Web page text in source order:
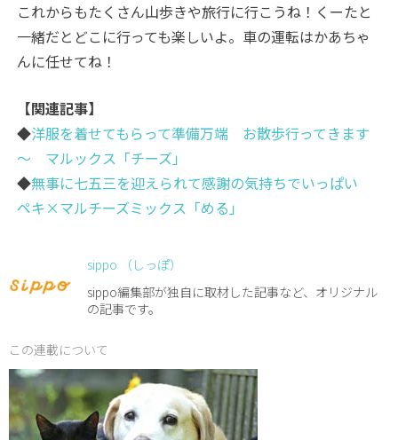
これからもたくさん山歩きや旅行に行こうね！くーたと
一緒だとどこに行っても楽しいよ。車の運転はかあちゃ
んに任せてね！
【関連記事】
◆洋服を着せてもらって準備万端 お散歩行ってきます
～ マルックス「チーズ」
◆無事に七五三を迎えられて感謝の気持ちでいっぱい
ペキ×マルチーズミックス「める」
sippo （しっぽ）
sippo編集部が独自に取材した記事など、オリジナル
の記事です。
この連載について